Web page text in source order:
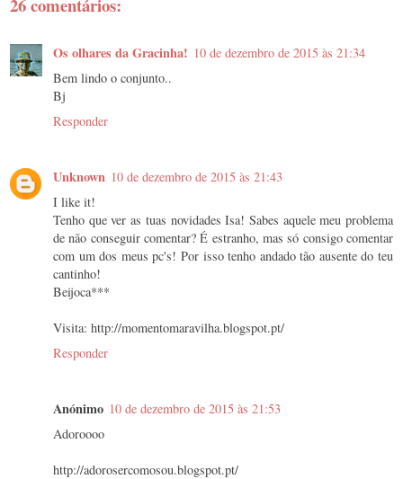
Os olhares da Gracinha! 10 de dezembro de 2015 às 21:34
Bem lindo o conjunto..
Bj
Responder
Unknown 10 de dezembro de 2015 às 21:43
I like it!
Tenho que ver as tuas novidades Isa! Sabes aquele meu problema
de não conseguir comentar? É estranho, mas só consigo comentar
com um dos meus pc's! Por isso tenho andado tão ausente do teu
cantinho!
Beijoca***
Visita: http://momentomaravilha.blogspot.pt/
Responder
Anónimo 10 de dezembro de 2015 às 21:53
Adoroooo
http://adorosercomosou.blogspot.pt/